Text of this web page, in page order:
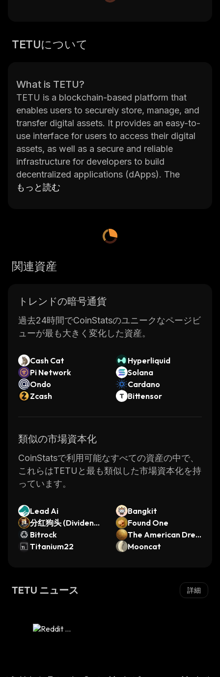
TETUについて
What is TETU?
TETU is a blockchain-based platform that
enables users to securely store, manage, and
transfer digital assets. It provides an easy-to-
use interface for users to access their digital
assets, as well as a secure and reliable
infrastructure for developers to build
decentralized applications (dApps). The
platform also offers a range of features such
and distributed ledger technology (DLT)
Additionally, the platform has been designed
efficiently.
TETU was developed by a team of
experienced professionals from the
blockchain industry who have extensive
experience in developing innovative solutions
for the financial sector. The team has worked
hard to create an efficient platform that meets
all the needs of its users while ensuring
maximum security. With its intuitive user
interface and powerful features, TETU makes
without having to worry about security or
scalability issues.
The platform also offers a range of tools that
make it easier for developers to create dApps
APIs that allow developers to interact with the
blockchain easily and securely. Additionally,
there are various SDKs available which enable
developers to quickly develop dApps on top
provides users with a secure and reliable way
of managing their digital assets. With its
distributed ledger technology (DLT), TETU
もっと読む
関連資産
トレンドの暗号通貨
過去24時間でCoinStatsのユニークなページビ
ューが最も大きく変化した資産。
Cash Cat
Hyperliquid
Pi Network
Solana
Ondo
Cardano
Zcash
Bittensor
類似の市場資本化
CoinStatsで利用可能なすべての資産の中で、
これらはTETUと最も類似した市場資本化を持
っています。
Lead Ai
Bangkit
分红狗头 (Dividend
Dog Head)
Found One
Bitrock
The American Drea
m
Titanium22 Mooncat
TETU ニュース 詳細